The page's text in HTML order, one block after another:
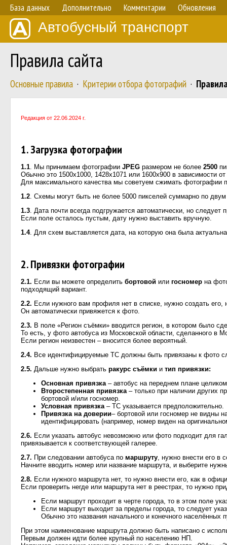
База данных Дополнительно Комментарии Обновления
Автобусный транспорт
Правила сайта
Основные правила · Критерии отбора фотографий ·
Редакция от 22.06.2024 г.
1. Загрузка фотографии
1.1. Мы принимаем фотографии JPEG размером не более 2500
Обычно это 1500х1000, 1428х1071 или 1600х900 в зависимости
Для максимального качества мы советуем сжимать фотографии
1.2. Схемы могут быть не более 5000 пикселей суммарно по
1.3. Дата почти всегда подгружается автоматически, но следует
Если поле осталось пустым, дату нужно выставить вручную.
1.4. Для схем выставляется дата, на которую она была
2. Привязки фотографии
2.1. Если вы можете определить бортовой или госномер на
подходящий вариант.
2.2. Если нужного вам профиля нет в списке, нужно создать его,
Он автоматически привяжется к фото.
2.3. В поле «Регион съёмки» вводится регион, в котором было
То есть, у фото автобуса из Московской области, сделанного в
Если регион неизвестен – вносится более вероятный.
2.4. Все идентифицируемые ТС должны быть привязаны к фото
2.5. Дальше нужно выбрать ракурс съёмки и тип привязки:
Основная привязка– автобус на переднем плане
Второстепенная привязка– только при наличии других
бортовой и/или госномер.
Условная привязка– ТС указывается предположительно.
Привязка на доверии– бортовой или госномер не видны
идентифицировать (например, номер виден на
2.6. Если указать автобус невозможно или фото подходит для
привязывается к соответствующей галерее.
2.7. При следовании автобуса по маршруту, нужно внести его в
Начните вводить номер или название маршрута, и выберите
2.8. Если нужного маршрута нет, то нужно внести его, как в
Если проверить негде или маршрута нет в реестрах, то нужно
Если маршрут проходит в черте города, то в этом поле
Если маршрут выходит за пределы города, то следует
Обычно это названия начального и конечного населённых
При этом наименование маршрута должно быть написано с
Первым должен идти более крупный по населению НП.